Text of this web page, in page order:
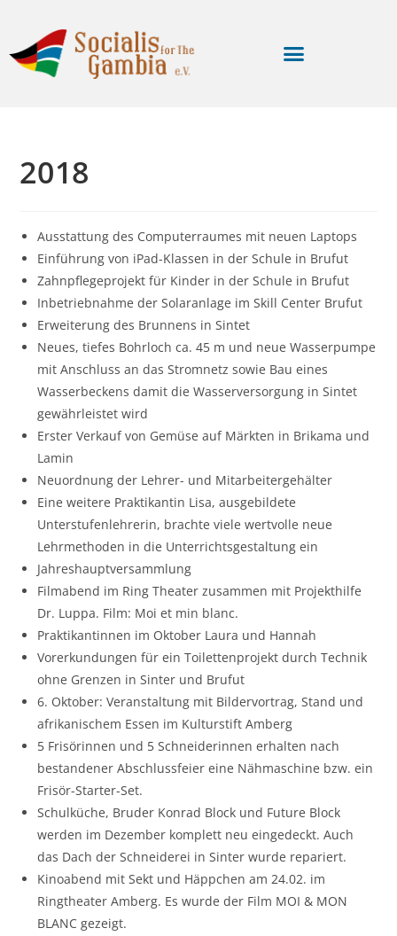
2018
Ausstattung des Computerraumes mit neuen Laptops
Einführung von iPad-Klassen in der Schule in Brufut
Zahnpflegeprojekt für Kinder in der Schule in Brufut
Inbetriebnahme der Solaranlage im Skill Center Brufut
Erweiterung des Brunnens in Sintet
Neues, tiefes Bohrloch ca. 45 m und neue Wasserpumpe
mit Anschluss an das Stromnetz sowie Bau eines
Wasserbeckens damit die Wasserversorgung in Sintet
gewährleistet wird
Erster Verkauf von Gemüse auf Märkten in Brikama und
Lamin
Neuordnung der Lehrer- und Mitarbeitergehälter
Eine weitere Praktikantin Lisa, ausgebildete
Unterstufenlehrerin, brachte viele wertvolle neue
Lehrmethoden in die Unterrichtsgestaltung ein
Jahreshauptversammlung
Filmabend im Ring Theater zusammen mit Projekthilfe
Dr. Luppa. Film: Moi et min blanc.
Praktikantinnen im Oktober Laura und Hannah
Vorerkundungen für ein Toilettenprojekt durch Technik
ohne Grenzen in Sinter und Brufut
6. Oktober: Veranstaltung mit Bildervortrag, Stand und
afrikanischem Essen im Kulturstift Amberg
5 Frisörinnen und 5 Schneiderinnen erhalten nach
bestandener Abschlussfeier eine Nähmaschine bzw. ein
Frisör-Starter-Set.
Schulküche, Bruder Konrad Block und Future Block
werden im Dezember komplett neu eingedeckt. Auch
das Dach der Schneiderei in Sinter wurde repariert.
Kinoabend mit Sekt und Häppchen am 24.02. im
Ringtheater Amberg. Es wurde der Film MOI & MON
BLANC gezeigt.